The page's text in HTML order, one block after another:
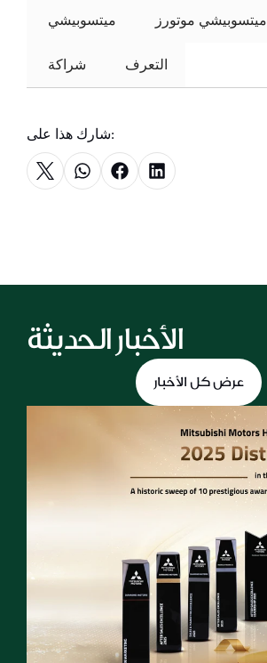
ميتسوبيشي موتورز
التعرف
شارك هذا على:
الأخبار الحديثة
عرض كل الأخبار